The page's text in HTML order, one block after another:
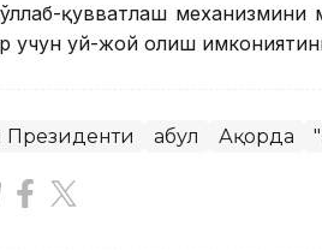
қувватлаш
учун уй-жой олиш
Президенти Қабул Ақорда